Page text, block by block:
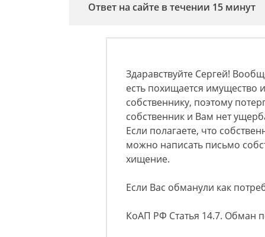
Ответ на сайте в течении 15 минут
Здаравствуйте Сергей!
есть похищается имущество
собственнику, поэтому
собственник и Вам нет
Если полагаете, что
можно написать письмо
хищение.
Если Вас обманули как
КоАП РФ Статья 14.7. Обман